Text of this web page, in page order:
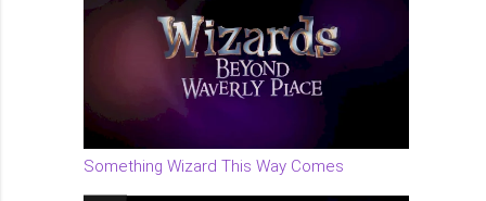
Something Wizard This Way Comes